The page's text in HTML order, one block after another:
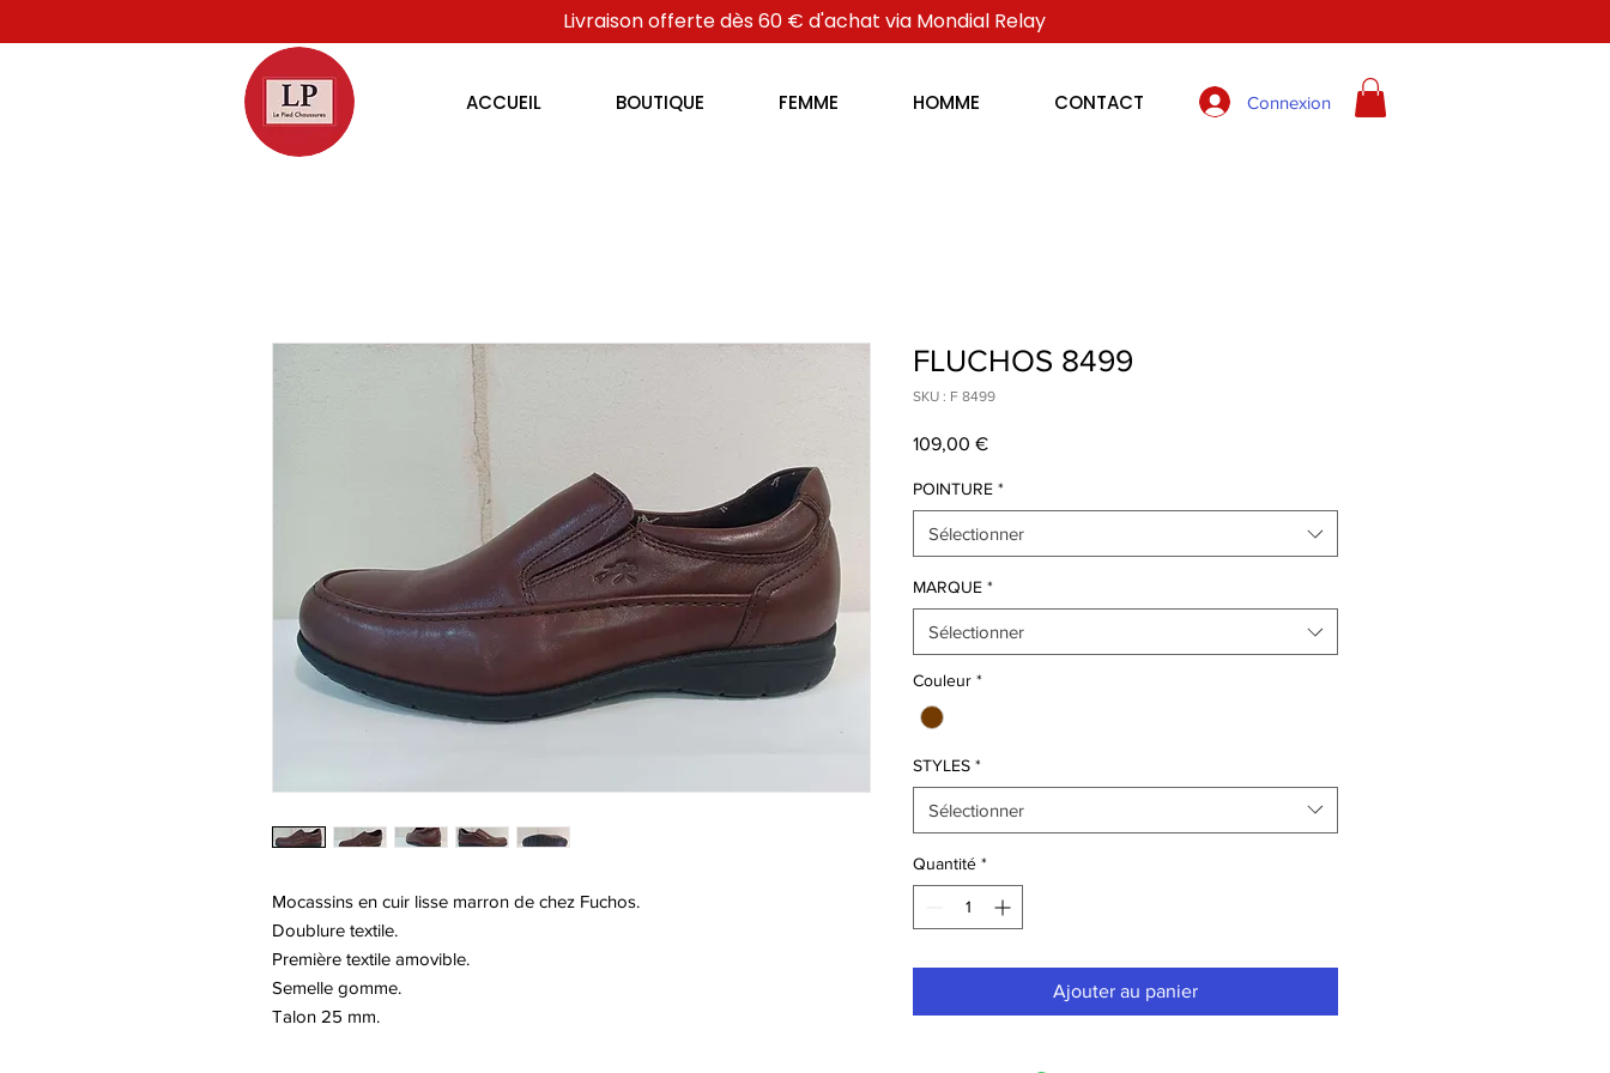
Livraison offerte dès 60 € d'achat via Mondial Relay
ACCUEIL BOUTIQUE FEMME HOMME CONTACT Connexion
Mocassins en cuir lisse marron de chez Fuchos.
Doublure textile.
Première textile amovible.
Semelle gomme.
Talon 25 mm.
FLUCHOS 8499
SKU : F 8499
109,00 €Prix
POINTURE *
Sélectionner
MARQUE *
Sélectionner
Couleur *
STYLES *
Sélectionner
Quantité *
Ajouter au panier